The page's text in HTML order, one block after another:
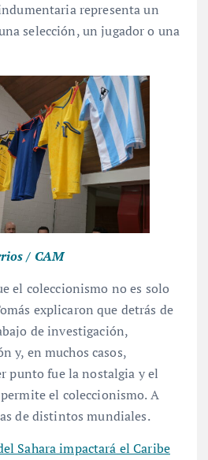
representa un
selección, un jugador o una
/ CAM
el coleccionismo no es solo
explicaron que detrás de
de investigación,
y, en muchos casos,
punto fue la nostalgia y el
el coleccionismo. A
de distintos mundiales.
Sahara impactará el Caribe